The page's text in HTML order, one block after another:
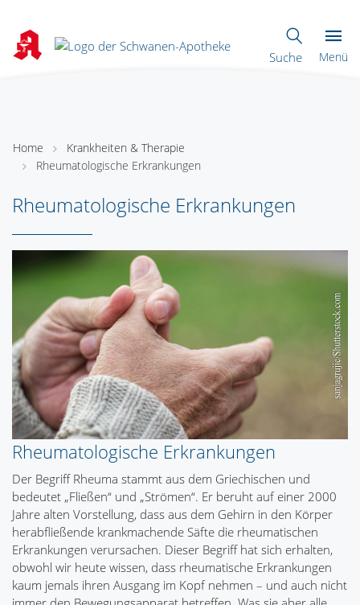
Suche Menü
Home
Krankheiten & Therapie
Rheumatologische Erkrankungen
Rheumatologische Erkrankungen
Rheumatologische Erkrankungen
Der Begriff Rheuma stammt aus dem Griechischen und
bedeutet „Fließen“ und „Strömen“. Er beruht auf einer 2000
Jahre alten Vorstellung, dass aus dem Gehirn in den Körper
herabfließende krankmachende Säfte die rheumatischen
Erkrankungen verursachen. Dieser Begriff hat sich erhalten,
obwohl wir heute wissen, dass rheumatische Erkrankungen
kaum jemals ihren Ausgang im Kopf nehmen – und auch nicht